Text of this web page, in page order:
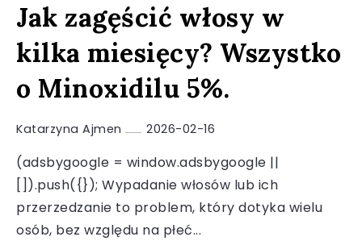
Jak zagęścić włosy w
kilka miesięcy? Wszystko
o Minoxidilu 5%.
Katarzyna Ajmen 2026-02-16
(adsbygoogle = window.adsbygoogle ||
[]).push({}); Wypadanie włosów lub ich
przerzedzanie to problem, który dotyka wielu
osób, bez względu na płeć...